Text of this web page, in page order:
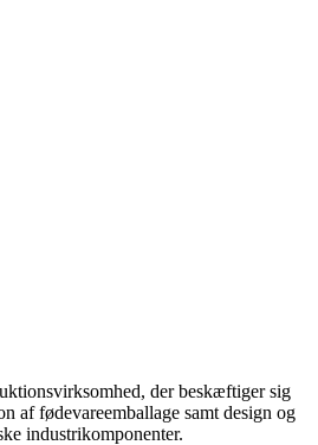
der beskæftiger sig
af fødevareemballage samt design og
industrikomponenter.